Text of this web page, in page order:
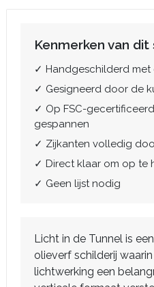
Kenmerken van
✓ Handgeschilderd met
✓ Gesigneerd door de
✓ Op FSC-
gespannen
✓ Zijkanten volledig
✓ Direct klaar om op te
✓ Geen lijst nodig
Licht in de Tunnel is
olieverf schilderij
lichtwerking een